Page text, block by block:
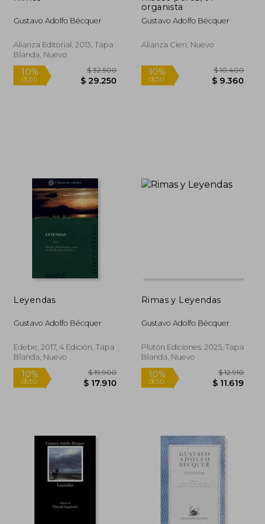
Gustavo Adolfo Bécquer
Alianza Editorial, 2013, Tapa
Blanda, Nuevo
10%
organista
Gustavo Adolfo Bécquer
Alianza Cien, Nuevo
Leyendas
Gustavo Adolfo Bécquer
Edebe, 2017, 4 Edición, Tapa
Blanda, Nuevo
Rimas y Leyendas
Gustavo Adolfo Bécquer
Plutón Ediciones, 2025, Tapa
Blanda, Nuevo